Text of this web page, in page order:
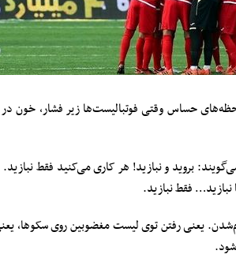
حساس وقتی فوتبالیست‌ها زیر فشار، خون
می‌گویند: بروید و نبازید! هر کاری می‌کنید فقط
نبازید… فقط نبازید.
یعنی رفتن توی لیست مغضوبین روی سکوها،